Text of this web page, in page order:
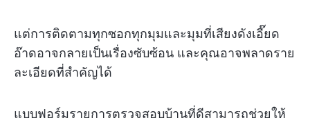
แต่การติดตามทุกซอกทุกมุมและมุมที่เสียงดังเอี๊ยด
อ๊าดอาจกลายเป็นเรื่องซับซ้อน และคุณอาจพลาดราย
ละเอียดที่สำคัญได้
แบบฟอร์มรายการตรวจสอบบ้านที่ดีสามารถช่วยให้